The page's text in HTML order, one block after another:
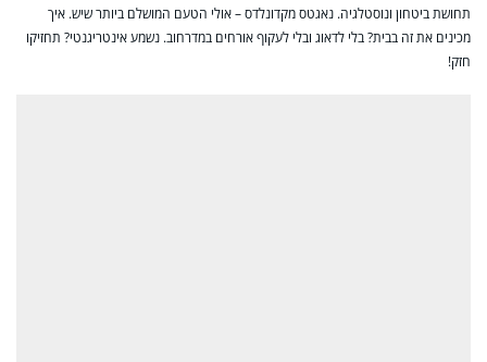
תחושת ביטחון ונוסטלגיה. נאגטס מקדונלדס – אולי הטעם המושלם ביותר שיש. איך
מכינים את זה בבית? בלי לדאוג ובלי לעקוף אורחים במדרחוב. נשמע אינטריגנטי? תחזיקו
חזק!